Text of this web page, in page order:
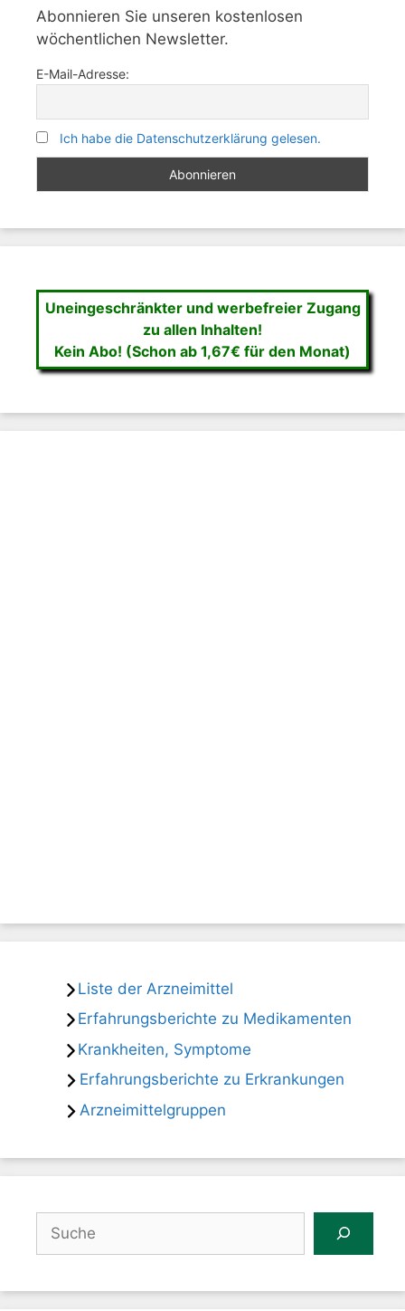
Abonnieren Sie unseren kostenlosen
wöchentlichen Newsletter.
E-Mail-Adresse:
Ich habe die Datenschutzerklärung gelesen.
Uneingeschränkter und werbefreier Zugang
zu allen Inhalten!
Kein Abo! (Schon ab 1,67€ für den Monat)
Liste der Arzneimittel
Erfahrungsberichte zu Medikamenten
Krankheiten, Symptome
Erfahrungsberichte zu Erkrankungen
Arzneimittelgruppen